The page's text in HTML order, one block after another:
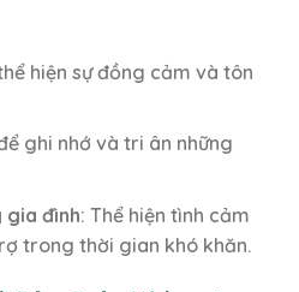
hiện sự đồng cảm và tôn
ghi nhớ và tri ân những
gia đình: Thể hiện tình cảm
trong thời gian khó khăn.